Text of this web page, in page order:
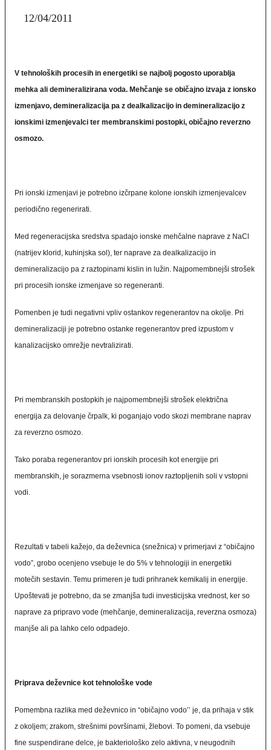
12/04/2011
V tehnoloških procesih in energetiki se najbolj pogosto uporablja
mehka ali demineralizirana voda. Mehčanje se običajno izvaja z ionsko
izmenjavo, demineralizacija pa z dealkalizacijo in demineralizacijo z
ionskimi izmenjevalci ter membranskimi postopki, običajno reverzno
osmozo.
Pri ionski izmenjavi je potrebno izčrpane kolone ionskih izmenjevalcev
periodično regenerirati.
Med regeneracijska sredstva spadajo ionske mehčalne naprave z NaCl
(natrijev klorid, kuhinjska sol), ter naprave za dealkalizacijo in
demineralizacijo pa z raztopinami kislin in lužin. Najpomembnejši strošek
pri procesih ionske izmenjave so regeneranti.
Pomenben je tudi negativni vpliv ostankov regenerantov na okolje. Pri
demineralizaciji je potrebno ostanke regenerantov pred izpustom v
kanalizacijsko omrežje nevtralizirati.
Pri membranskih postopkih je najpomembnejši strošek električna
energija za delovanje črpalk, ki poganjajo vodo skozi membrane naprav
za reverzno osmozo.
Tako poraba regenerantov pri ionskih procesih kot energije pri
membranskih, je sorazmerna vsebnosti ionov raztopljenih soli v vstopni
vodi.
Rezultati v tabeli kažejo, da deževnica (snežnica) v primerjavi z “običajno
vodo”, grobo ocenjeno vsebuje le do 5% v tehnologiji in energetiki
motečih sestavin. Temu primeren je tudi prihranek kemikalij in energije.
Upoštevati je potrebno, da se zmanjša tudi investicijska vrednost, ker so
naprave za pripravo vode (mehčanje, demineralizacija, reverzna osmoza)
manjše ali pa lahko celo odpadejo.
Priprava deževnice kot tehnološke vode
Pomembna razlika med deževnico in “običajno vodo’’ je, da prihaja v stik
z okoljem; zrakom, strešnimi površinami, žlebovi. To pomeni, da vsebuje
fine suspendirane delce, je bakteriološko zelo aktivna, v neugodnih